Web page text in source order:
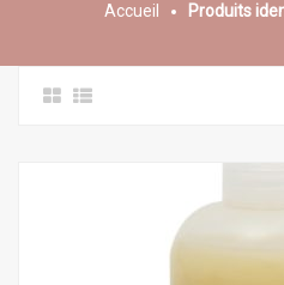
Accueil Produits